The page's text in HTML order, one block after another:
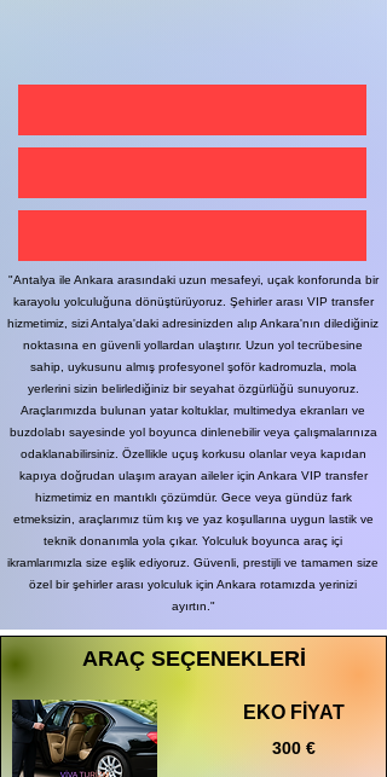
"Antalya ile Ankara arasındaki uzun mesafeyi, uçak konforunda bir
karayolu yolculuğuna dönüştürüyoruz. Şehirler arası VIP transfer
hizmetimiz, sizi Antalya'daki adresinizden alıp Ankara'nın dilediğiniz
noktasına en güvenli yollardan ulaştırır. Uzun yol tecrübesine
sahip, uykusunu almış profesyonel şoför kadromuzla, mola
yerlerini sizin belirlediğiniz bir seyahat özgürlüğü sunuyoruz.
Araçlarımızda bulunan yatar koltuklar, multimedya ekranları ve
buzdolabı sayesinde yol boyunca dinlenebilir veya çalışmalarınıza
odaklanabilirsiniz. Özellikle uçuş korkusu olanlar veya kapıdan
kapıya doğrudan ulaşım arayan aileler için Ankara VIP transfer
hizmetimiz en mantıklı çözümdür. Gece veya gündüz fark
etmeksizin, araçlarımız tüm kış ve yaz koşullarına uygun lastik ve
teknik donanımla yola çıkar. Yolculuk boyunca araç içi
ikramlarımızla size eşlik ediyoruz. Güvenli, prestijli ve tamamen size
özel bir şehirler arası yolculuk için Ankara rotamızda yerinizi
ayırtın."
ARAÇ SEÇENEKLERİ
EKO FİYAT
300 €